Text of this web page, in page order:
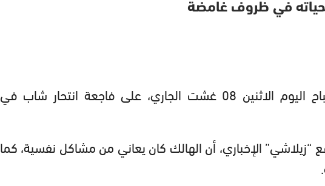
في ظروف غامضة
فجع ساكنة حي المرس بطنجة، صباح اليوم الاثنين 08 غشت الجاري، على فاجعة انتحار شاب في
الإخباري، أن الهالك كان يعاني من مشاكل نفسية، كما